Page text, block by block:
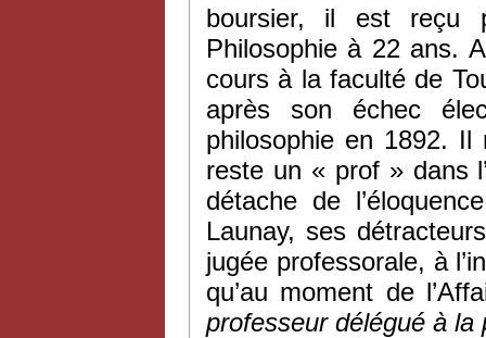
boursier, il est reçu
Philosophie à 22 ans.
cours à la faculté de
après son échec
philosophie en 1892. Il
reste un « prof » dans
détache de
Launay, ses
jugée professorale, à
qu’au moment de
professeur délégué à la